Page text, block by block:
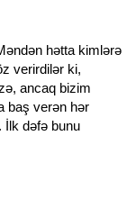
hətta kimlərə
verirdilər ki,
ancaq bizim
baş verən hər
İlk dəfə bunu